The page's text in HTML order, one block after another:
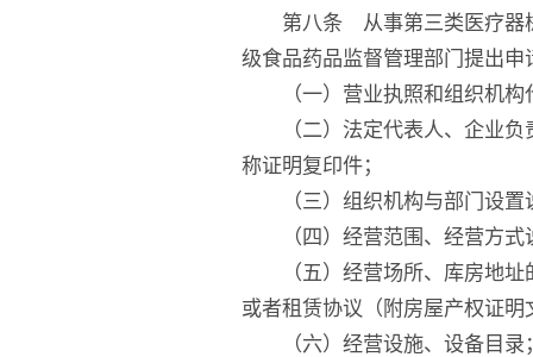
第八条 从事第三类医疗器械
级食品药品监督管理部门提出
（一）营业执照和组织机构
（二）法定代表人、企业负
称证明复印件；
（三）组织机构与部门设置
（四）经营范围、经营方式
（五）经营场所、库房地址
或者租赁协议（附房屋产权证明
（六）经营设施、设备目录